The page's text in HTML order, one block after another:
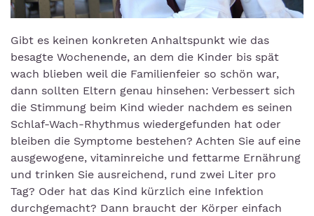
Gibt es keinen konkreten Anhaltspunkt wie das
besagte Wochenende, an dem die Kinder bis spät
wach blieben weil die Familienfeier so schön war,
dann sollten Eltern genau hinsehen: Verbessert sich
die Stimmung beim Kind wieder nachdem es seinen
Schlaf-Wach-Rhythmus wiedergefunden hat oder
bleiben die Symptome bestehen? Achten Sie auf eine
ausgewogene, vitaminreiche und fettarme Ernährung
und trinken Sie ausreichend, rund zwei Liter pro
Tag? Oder hat das Kind kürzlich eine Infektion
durchgemacht? Dann braucht der Körper einfach